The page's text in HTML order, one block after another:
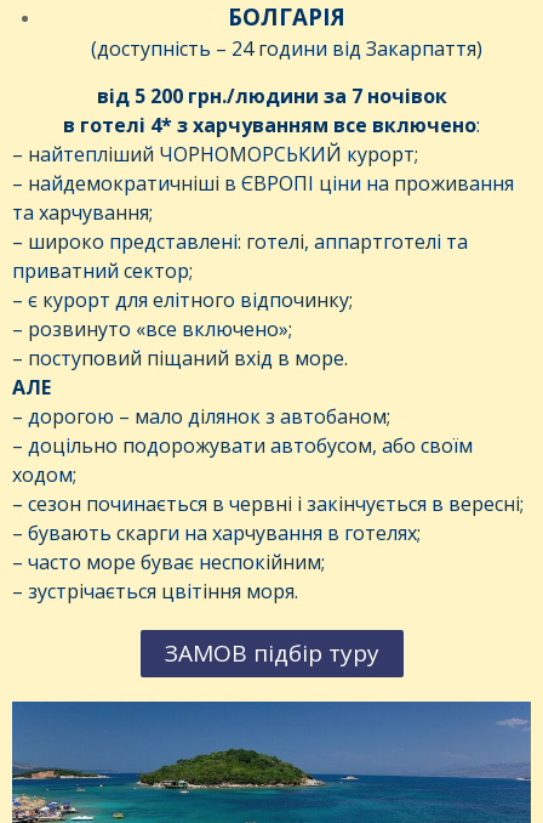
БОЛГАРІЯ
(доступність – 24 години від Закарпаття)
від 5 200 грн./людини за 7 ночівок
в готелі 4* з харчуванням все включено:
– найтепліший ЧОРНОМОРСЬКИЙ курорт;
– найдемократичніші в ЄВРОПІ ціни на проживання
та харчування;
– широко представлені: готелі, аппартготелі та
приватний сектор;
– є курорт для елітного відпочинку;
– розвинуто «все включено»;
– поступовий піщаний вхід в море.
АЛЕ
– дорогою – мало ділянок з автобаном;
– доцільно подорожувати автобусом, або своїм
ходом;
– сезон починається в червні і закінчується в вересні;
– бувають скарги на харчування в готелях;
– часто море буває неспокійним;
– зустрічається цвітіння моря.
ЗАМОВ підбір туру